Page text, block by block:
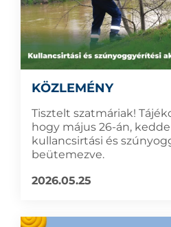
KÖZLEMÉNY
Tisztelt szatmáriak!
hogy május 26-án,
kullancsirtási és
beütemezve.
2026.05.25